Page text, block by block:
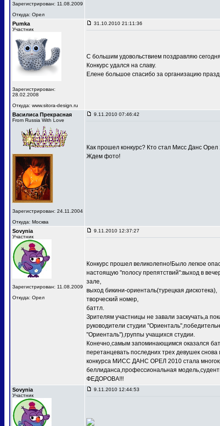
Зарегистрирован: 11.08.2009
Откуда: Орел
Pumka
Участник
Зарегистрирован:
28.02.2008
Откуда: www.sitora-design.ru
31.10.2010 21:11:36
С большим удовольствием поздравляю
Конкурс удался на славу.
Елене большое спасибо за организацию
Василиса Прекрасная
From Russia With Love
Зарегистрирован: 24.11.2004
Откуда: Москва
9.11.2010 07:46:42
Как прошел конкурс? Кто стал Мисс Данс Орел
Ждем фото!
Sovynia
Участник
Зарегистрирован: 11.08.2009
Откуда: Орел
9.11.2010 12:37:27
Конкурс прошел великолепно!Было легкое
настоящую "полосу препятствий":выход в
зале,
выход бикини-ориенталь(турецкая дискотека),
творческий номер,
баттл.
Зрителям участницы не завали заскучать,а
руководители студии
"Ориенталь"),группы учащихся студии.
Конечно,самым запоминающимся оказался
перетанцевать последних трех девушек
конкурса МИСС ДАНС ОРЕЛ 2010 стала
беллиданса,профессиональная
ФЕДОРОВА!!!
Sovynia
Участник
9.11.2010 12:44:53